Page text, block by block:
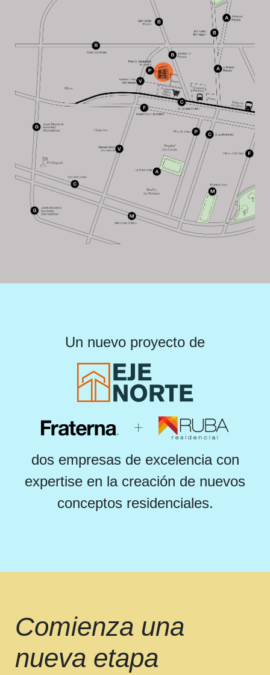
Un nuevo proyecto de
dos empresas de excelencia con
expertise en la creación de nuevos
conceptos residenciales.
Comienza una
nueva etapa